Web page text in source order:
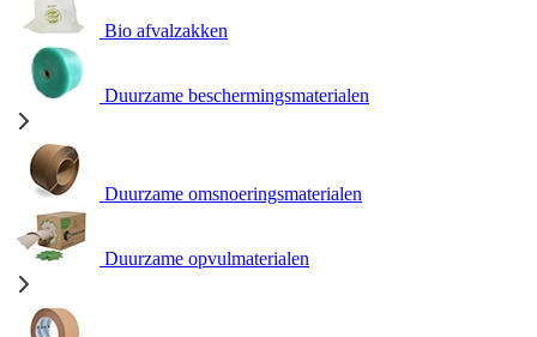
Bio afvalzakken
Duurzame beschermingsmaterialen
Duurzame omsnoeringsmaterialen
Duurzame opvulmaterialen